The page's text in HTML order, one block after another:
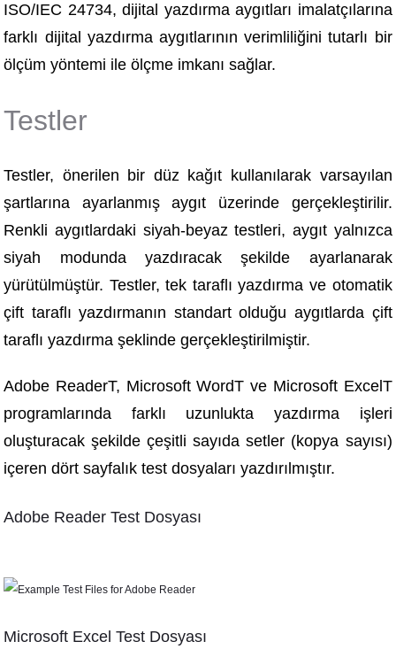
ISO/IEC 24734, dijital yazdırma aygıtları imalatçılarına
farklı dijital yazdırma aygıtlarının verimliliğini tutarlı bir
ölçüm yöntemi ile ölçme imkanı sağlar.
Testler
Testler, önerilen bir düz kağıt kullanılarak varsayılan
şartlarına ayarlanmış aygıt üzerinde gerçekleştirilir.
Renkli aygıtlardaki siyah-beyaz testleri, aygıt yalnızca
siyah modunda yazdıracak şekilde ayarlanarak
yürütülmüştür. Testler, tek taraflı yazdırma ve otomatik
çift taraflı yazdırmanın standart olduğu aygıtlarda çift
taraflı yazdırma şeklinde gerçekleştirilmiştir.
Adobe ReaderT, Microsoft WordT ve Microsoft ExcelT
programlarında farklı uzunlukta yazdırma işleri
oluşturacak şekilde çeşitli sayıda setler (kopya sayısı)
içeren dört sayfalık test dosyaları yazdırılmıştır.
Adobe Reader Test Dosyası
Microsoft Excel Test Dosyası